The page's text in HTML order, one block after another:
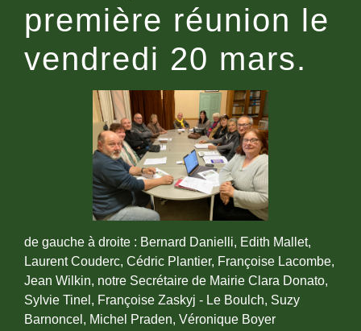
première réunion le
vendredi 20 mars.
de gauche à droite : Bernard Danielli, Edith Mallet,
Laurent Couderc, Cédric Plantier, Françoise Lacombe,
Jean Wilkin, notre Secrétaire de Mairie Clara Donato,
Sylvie Tinel, Françoise Zaskyj - Le Boulch, Suzy
Barnoncel, Michel Praden, Véronique Boyer